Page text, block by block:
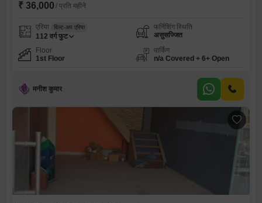
₹ 36,000 / प्रति महीने
एरिया बिल्ट-अप एरिया
112 वर्ग फुट
फर्निशिंग स्थिति
असुसज्जित
Floor
1st Floor
पार्किंग
n/a Covered + 6+ Open
मनीश कुमार